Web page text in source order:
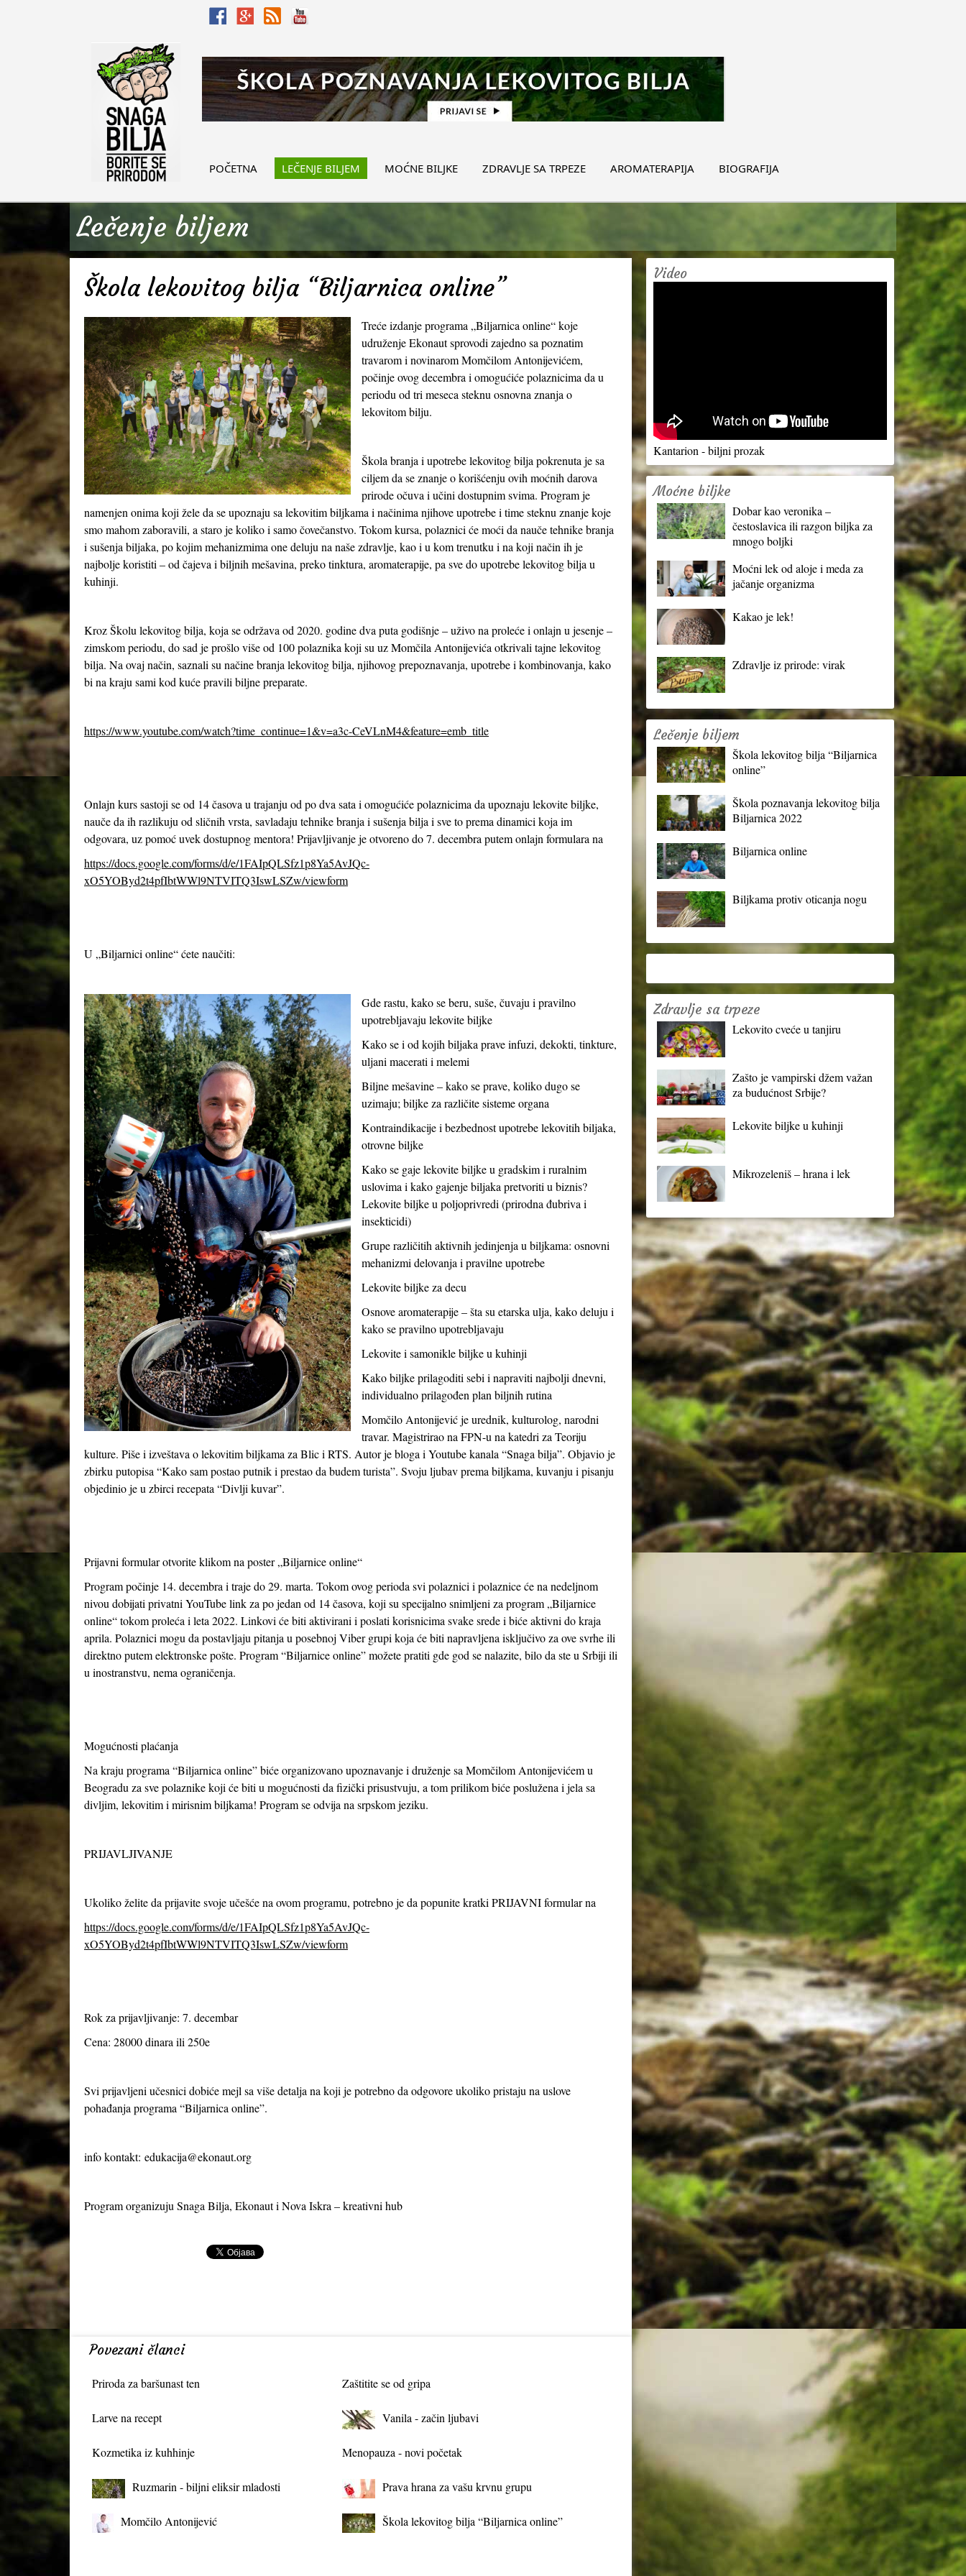
POČETNA LEČENJE BILJEM MOĆNE BILJKE ZDRAVLJE SA TRPEZE AROMATERAPIJA BIOGRAFIJA
Lečenje biljem
Škola lekovitog bilja “Biljarnica online”
Treće izdanje programa „Biljarnica online“ koje
udruženje Ekonaut sprovodi zajedno sa poznatim
travarom i novinarom Momčilom Antonijevićem,
počinje ovog decembra i omogućiće polaznicima da u
periodu od tri meseca steknu osnovna znanja o
lekovitom bilju.
Škola branja i upotrebe lekovitog bilja pokrenuta je sa
ciljem da se znanje o korišćenju ovih moćnih darova
prirode očuva i učini dostupnim svima. Program je
namenjen onima koji žele da se upoznaju sa lekovitim biljkama i načinima njihove upotrebe i time steknu znanje koje
smo mahom zaboravili, a staro je koliko i samo čovečanstvo. Tokom kursa, polaznici će moći da nauče tehnike branja
i sušenja biljaka, po kojim mehanizmima one deluju na naše zdravlje, kao i u kom trenutku i na koji način ih je
najbolje koristiti – od čajeva i biljnih mešavina, preko tinktura, aromaterapije, pa sve do upotrebe lekovitog bilja u
kuhinji.
Kroz Školu lekovitog bilja, koja se održava od 2020. godine dva puta godišnje – uživo na proleće i onlajn u jesenje –
zimskom periodu, do sad je prošlo više od 100 polaznika koji su uz Momčila Antonijevića otkrivali tajne lekovitog
bilja. Na ovaj način, saznali su načine branja lekovitog bilja, njihovog prepoznavanja, upotrebe i kombinovanja, kako
bi na kraju sami kod kuće pravili biljne preparate.
https://www.youtube.com/watch?time_continue=1&v=a3c-CeVLnM4&feature=emb_title
Onlajn kurs sastoji se od 14 časova u trajanju od po dva sata i omogućiće polaznicima da upoznaju lekovite biljke,
nauče da ih razlikuju od sličnih vrsta, savladaju tehnike branja i sušenja bilja i sve to prema dinamici koja im
odgovara, uz pomoć uvek dostupnog mentora! Prijavljivanje je otvoreno do 7. decembra putem onlajn formulara na
https://docs.google.com/forms/d/e/1FAIpQLSfz1p8Ya5AvJQc-
xO5YOByd2t4pfIbtWWl9NTVITQ3IswLSZw/viewform
U „Biljarnici online“ ćete naučiti:
Gde rastu, kako se beru, suše, čuvaju i pravilno
upotrebljavaju lekovite biljke
Kako se i od kojih biljaka prave infuzi, dekokti, tinkture,
uljani macerati i melemi
Biljne mešavine – kako se prave, koliko dugo se
uzimaju; biljke za različite sisteme organa
Kontraindikacije i bezbednost upotrebe lekovitih biljaka,
otrovne biljke
Kako se gaje lekovite biljke u gradskim i ruralnim
uslovima i kako gajenje biljaka pretvoriti u biznis?
Lekovite biljke u poljoprivredi (prirodna đubriva i
insekticidi)
Grupe različitih aktivnih jedinjenja u biljkama: osnovni
mehanizmi delovanja i pravilne upotrebe
Lekovite biljke za decu
Osnove aromaterapije – šta su etarska ulja, kako deluju i
kako se pravilno upotrebljavaju
Lekovite i samonikle biljke u kuhinji
Kako biljke prilagoditi sebi i napraviti najbolji dnevni,
individualno prilagođen plan biljnih rutina
Momčilo Antonijević je urednik, kulturolog, narodni
travar. Magistrirao na FPN-u na katedri za Teoriju
kulture. Piše i izveštava o lekovitim biljkama za Blic i RTS. Autor je bloga i Youtube kanala “Snaga bilja”. Objavio je
zbirku putopisa “Kako sam postao putnik i prestao da budem turista”. Svoju ljubav prema biljkama, kuvanju i pisanju
objedinio je u zbirci recepata “Divlji kuvar”.
Prijavni formular otvorite klikom na poster „Biljarnice online“
Program počinje 14. decembra i traje do 29. marta. Tokom ovog perioda svi polaznici i polaznice će na nedeljnom
nivou dobijati privatni YouTube link za po jedan od 14 časova, koji su specijalno snimljeni za program „Biljarnice
online“ tokom proleća i leta 2022. Linkovi će biti aktivirani i poslati korisnicima svake srede i biće aktivni do kraja
aprila. Polaznici mogu da postavljaju pitanja u posebnoj Viber grupi koja će biti napravljena isključivo za ove svrhe ili
direktno putem elektronske pošte. Program “Biljarnice online” možete pratiti gde god se nalazite, bilo da ste u Srbiji ili
u inostranstvu, nema ograničenja.
Mogućnosti plaćanja
Na kraju programa “Biljarnica online” biće organizovano upoznavanje i druženje sa Momčilom Antonijevićem u
Beogradu za sve polaznike koji će biti u mogućnosti da fizički prisustvuju, a tom prilikom biće poslužena i jela sa
divljim, lekovitim i mirisnim biljkama! Program se odvija na srpskom jeziku.
PRIJAVLJIVANJE
Ukoliko želite da prijavite svoje učešće na ovom programu, potrebno je da popunite kratki PRIJAVNI formular na
https://docs.google.com/forms/d/e/1FAIpQLSfz1p8Ya5AvJQc-
xO5YOByd2t4pfIbtWWl9NTVITQ3IswLSZw/viewform
Rok za prijavljivanje: 7. decembar
Cena: 28000 dinara ili 250e
Svi prijavljeni učesnici dobiće mejl sa više detalja na koji je potrebno da odgovore ukoliko pristaju na uslove
pohađanja programa “Biljarnica online”.
info kontakt: edukacija@ekonaut.org
Program organizuju Snaga Bilja, Ekonaut i Nova Iskra – kreativni hub
Povezani članci
Priroda za baršunast ten Zaštitite se od gripa
Larve na recept Vanila - začin ljubavi
Kozmetika iz kuhhinje Menopauza - novi početak
Ruzmarin - biljni eliksir mladosti Prava hrana za vašu krvnu grupu
Momčilo Antonijević Škola lekovitog bilja “Biljarnica online”
Video
Kantarion - biljni prozak
Moćne biljke
Dobar kao veronika –
čestoslavica ili razgon biljka za
mnogo boljki
Moćni lek od aloje i meda za
jačanje organizma
Kakao je lek!
Zdravlje iz prirode: virak
Lečenje biljem
Škola lekovitog bilja “Biljarnica
online”
Škola poznavanja lekovitog bilja
Biljarnica 2022
Biljarnica online
Biljkama protiv oticanja nogu
Zdravlje sa trpeze
Lekovito cveće u tanjiru
Zašto je vampirski džem važan
za budućnost Srbije?
Lekovite biljke u kuhinji
Mikrozeleniš – hrana i lek